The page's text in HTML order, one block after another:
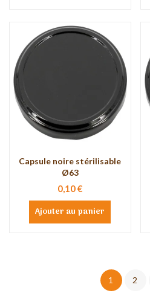
Capsule noire stérilisable
Ø63
0,10 €
Ajouter au panier
1 2